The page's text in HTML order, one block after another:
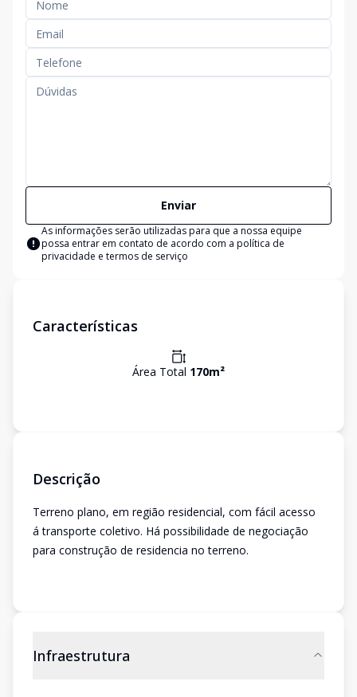
Enviar
As informações serão utilizadas para que a nossa equipe
possa entrar em contato de acordo com a política de
privacidade e termos de serviço
Características
Área Total 170m²
Descrição
Terreno plano, em região residencial, com fácil acesso
á transporte coletivo. Há possibilidade de negociação
para construção de residencia no terreno.
Infraestrutura